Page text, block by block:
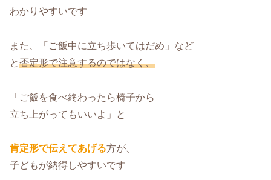
わかりやすいです
また、「ご飯中に立ち歩いてはだめ」など
と否定形で注意するのではなく、
「ご飯を食べ終わったら椅子から
立ち上がってもいいよ」と
肯定形で伝えてあげる方が、
子どもが納得しやすいです